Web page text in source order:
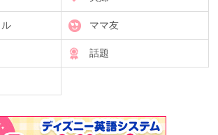
ママ友
話題